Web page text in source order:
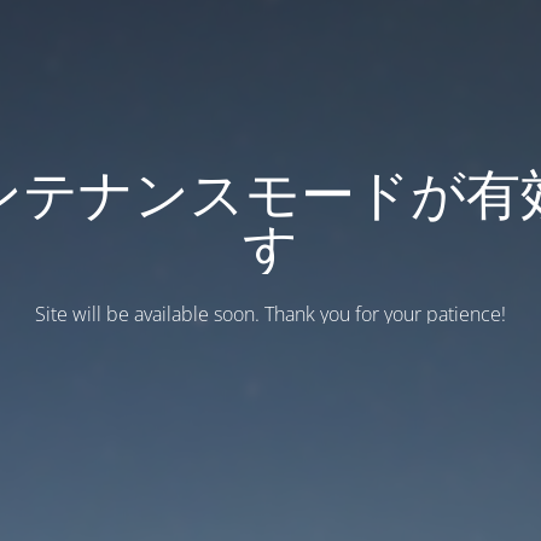
テナンスモードが有
す
Site will be available soon. Thank you for your patience!